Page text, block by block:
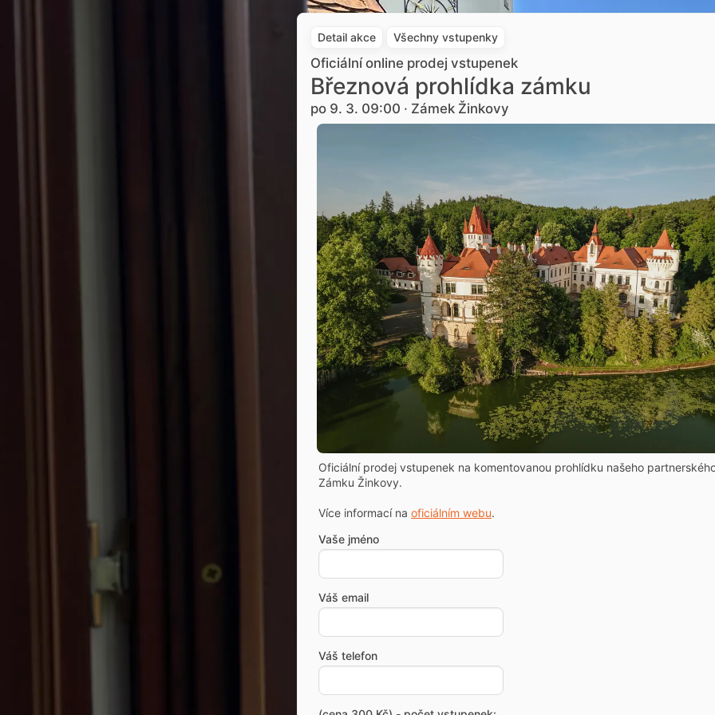
Detail akce Všechny vstupenky
Oficiální online prodej vstupenek
Březnová prohlídka zámku
po 9. 3. 09:00 · Zámek Žinkovy
Oficiální prodej vstupenek na komentovanou prohlídku našeho
Zámku Žinkovy.
Více informací na oficiálním webu.
Vaše jméno
Váš email
Váš telefon